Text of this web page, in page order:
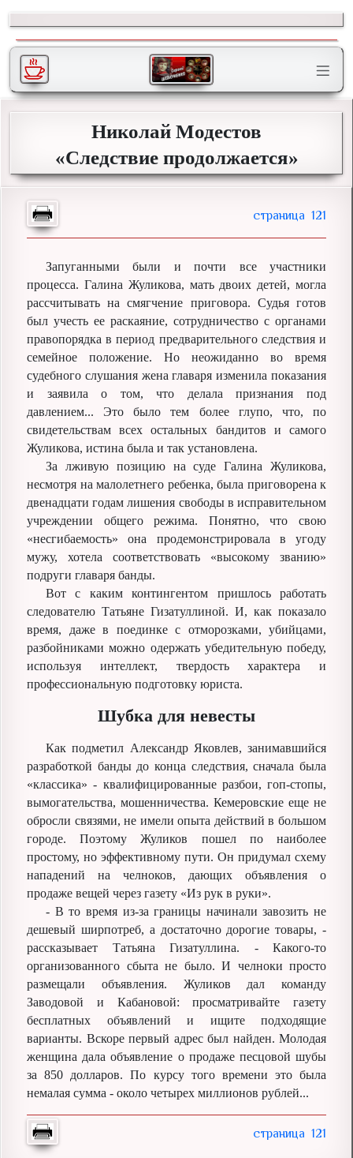
Николай Модестов
«Следствие продолжается»
121
Запуганными были и почти все участники
процесса. Галина Жуликова, мать двоих детей, могла
рассчитывать на смягчение приговора. Судья готов
был учесть ее раскаяние, сотрудничество с органами
правопорядка в период предварительного следствия и
семейное положение. Но неожиданно во время
судебного слушания жена главаря изменила показания
и заявила о том, что делала признания под
давлением... Это было тем более глупо, что, по
свидетельствам всех остальных бандитов и самого
Жуликова, истина была и так установлена.
За лживую позицию на суде Галина Жуликова,
несмотря на малолетнего ребенка, была приговорена к
двенадцати годам лишения свободы в исправительном
учреждении общего режима. Понятно, что свою
«несгибаемость» она продемонстрировала в угоду
мужу, хотела соответствовать «высокому званию»
подруги главаря банды.
Вот с каким контингентом пришлось работать
следователю Татьяне Гизатуллиной. И, как показало
время, даже в поединке с отморозками, убийцами,
разбойниками можно одержать убедительную победу,
используя интеллект, твердость характера и
профессиональную подготовку юриста.
Шубка для невесты
Как подметил Александр Яковлев, занимавшийся
разработкой банды до конца следствия, сначала была
«классика» - квалифицированные разбои, гоп-стопы,
вымогательства, мошенничества. Кемеровские еще не
обросли связями, не имели опыта действий в большом
городе. Поэтому Жуликов пошел по наиболее
простому, но эффективному пути. Он придумал схему
нападений на челноков, дающих объявления о
продаже вещей через газету «Из рук в руки».
- В то время из-за границы начинали завозить не
дешевый ширпотреб, а достаточно дорогие товары, -
рассказывает Татьяна Гизатуллина. - Какого-то
организованного сбыта не было. И челноки просто
размещали объявления. Жуликов дал команду
Заводовой и Кабановой: просматривайте газету
бесплатных объявлений и ищите подходящие
варианты. Вскоре первый адрес был найден. Молодая
женщина дала объявление о продаже песцовой шубы
за 850 долларов. По курсу того времени это была
немалая сумма - около четырех миллионов рублей...
121